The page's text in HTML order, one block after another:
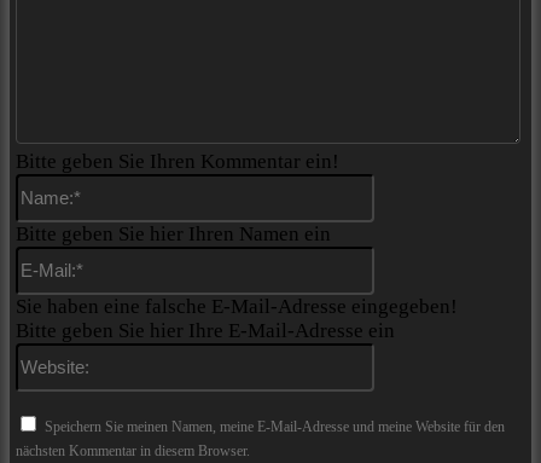
Bitte geben Sie Ihren Kommentar ein!
Bitte geben Sie hier Ihren Namen ein
Sie haben eine falsche E-Mail-Adresse eingegeben!
Bitte geben Sie hier Ihre E-Mail-Adresse ein
Speichern Sie meinen Namen, meine E-Mail-Adresse und meine Website für den
nächsten Kommentar in diesem Browser.